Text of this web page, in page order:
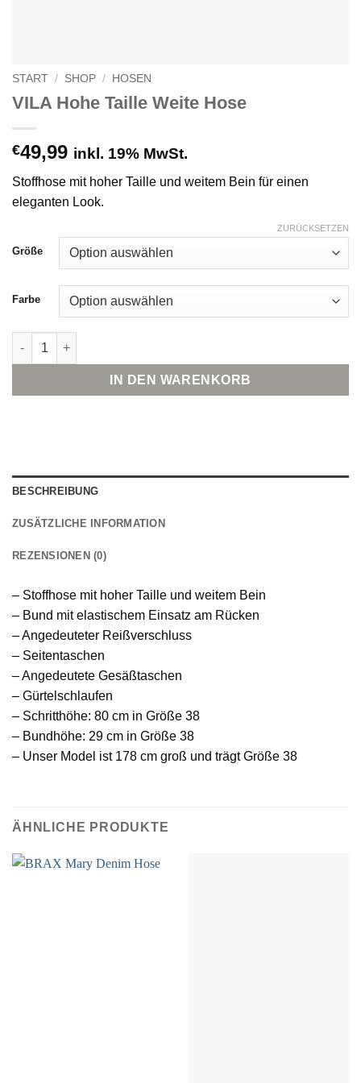
START / SHOP / HOSEN
VILA Hohe Taille Weite Hose
€49,99 inkl. 19% MwSt.
Stoffhose mit hoher Taille und weitem Bein für einen
eleganten Look.
Größe
Farbe
ZURÜCKSETZEN
VILA Hohe Taille Weite Hose Menge
IN DEN WARENKORB
BESCHREIBUNG
ZUSÄTZLICHE INFORMATION
REZENSIONEN (0)
– Stoffhose mit hoher Taille und weitem Bein
– Bund mit elastischem Einsatz am Rücken
– Angedeuteter Reißverschluss
– Seitentaschen
– Angedeutete Gesäßtaschen
– Gürtelschlaufen
– Schritthöhe: 80 cm in Größe 38
– Bundhöhe: 29 cm in Größe 38
– Unser Model ist 178 cm groß und trägt Größe 38
ÄHNLICHE PRODUKTE